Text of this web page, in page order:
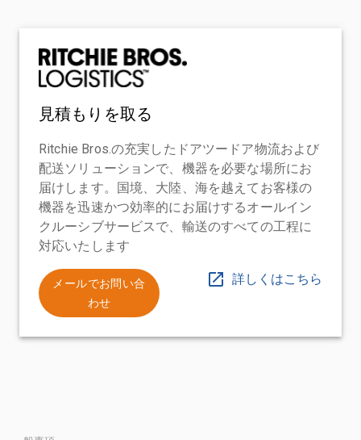
見積もりを取る
Ritchie Bros.の充実したドアツードア物流および
配送ソリューションで、機器を必要な場所にお
届けします。国境、大陸、海を越えてお客様の
機器を迅速かつ効率的にお届けするオールイン
クルーシブサービスで、輸送のすべての工程に
対応いたします
メールでお問い合
わせ
詳しくはこちら